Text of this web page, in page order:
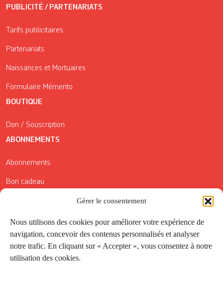
Gérer le consentement
Nous utilisons des cookies pour améliorer votre expérience de
navigation, concevoir des contenus personnalisés et analyser
notre trafic. En cliquant sur « Accepter », vous consentez à notre
utilisation des cookies.
PUBLICITÉ / PARTENARIATS
Tarifs publicitaires
Partenariats
Naissances et Mortuaires
Formulaire Mémento
BOUTIQUE
Don / Souscription
ABONNEMENTS
Abonnements
Bon cadeau
Conditions générales de vente
Réductions de la Carte Côté Courrier
Application